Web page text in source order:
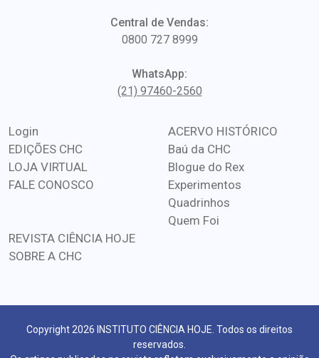
Central de Vendas:
0800 727 8999
WhatsApp:
(21) 97460-2560
Login
EDIÇÕES CHC
LOJA VIRTUAL
FALE CONOSCO
ACERVO HISTÓRICO
Baú da CHC
Blogue do Rex
Experimentos
Quadrinhos
Quem Foi
REVISTA CIÊNCIA HOJE
SOBRE A CHC
Copyright 2026 INSTITUTO CIÊNCIA HOJE. Todos os direitos
reservados.